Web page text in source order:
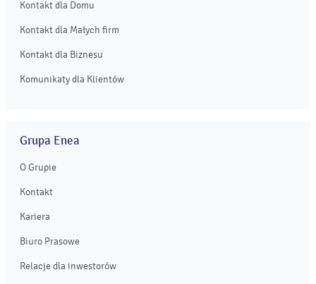
Kontakt dla Domu
Kontakt dla Małych firm
Kontakt dla Biznesu
Komunikaty dla Klientów
Grupa Enea
O Grupie
Kontakt
Kariera
Biuro Prasowe
Relacje dla inwestorów